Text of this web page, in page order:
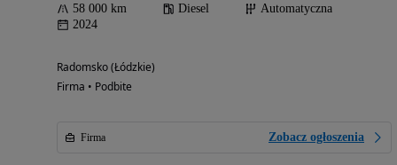
58 000 km Diesel
Automatyczna
2024
Radomsko (Łódzkie)
Firma • Podbite
Firma Zobacz ogłoszenia